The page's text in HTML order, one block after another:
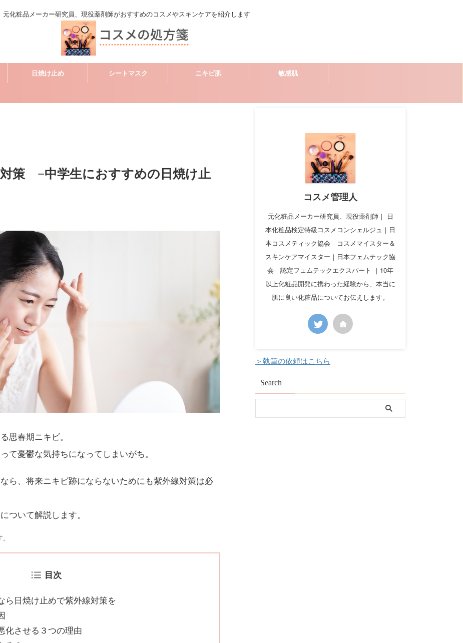
元化粧品メーカー研究員、現役薬剤師がおすすめのコスメやスキンケアを紹介します
日焼け止め シートマスク ニキビ肌 敏感肌
策 −中学生におすすめの日焼け止
思春期ニキビ。
て憂鬱な気持ちになってしまいがち。
ら、将来ニキビ跡にならないためにも紫外線対策は必
ついて解説します。
目次
ら日焼け止めで紫外線対策を
化させる３つの理由
コスメ管理人
元化粧品メーカー研究員、現役薬剤師｜ 日
本化粧品検定特級コスメコンシェルジュ｜日
本コスメティック協会 コスメマイスター＆
スキンケアマイスター｜日本フェムテック協
会 認定フェムテックエクスパート ｜10年
以上化粧品開発に携わった経験から、本当に
肌に良い化粧品についてお伝えします。
＞執筆の依頼はこちら
Search